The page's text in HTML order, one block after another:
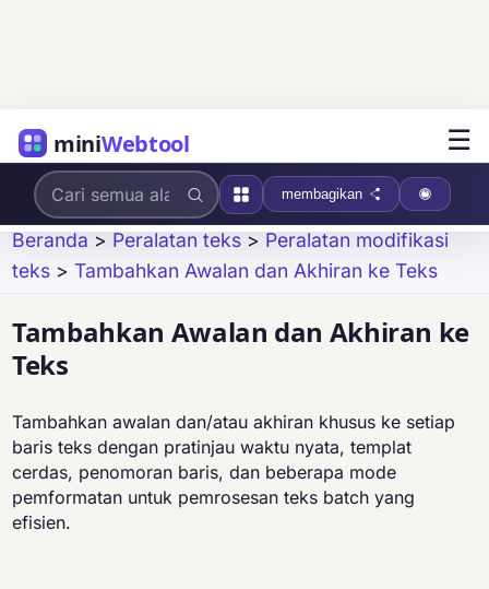
miniWebtool ☰
membagikan
Beranda > Peralatan teks > Peralatan modifikasi
teks >Tambahkan Awalan dan Akhiran ke Teks
Tambahkan Awalan dan Akhiran ke
Teks
Tambahkan awalan dan/atau akhiran khusus ke setiap
baris teks dengan pratinjau waktu nyata, templat
cerdas, penomoran baris, dan beberapa mode
pemformatan untuk pemrosesan teks batch yang
efisien.